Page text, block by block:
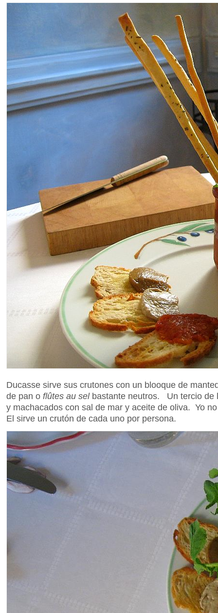
Ducasse sirve sus crutones con un blooque de
de pan o flûtes au sel bastante neutros. Un tercio de
y machacados con sal de mar y aceite de oliva. Yo
El sirve un crutón de cada uno por persona.